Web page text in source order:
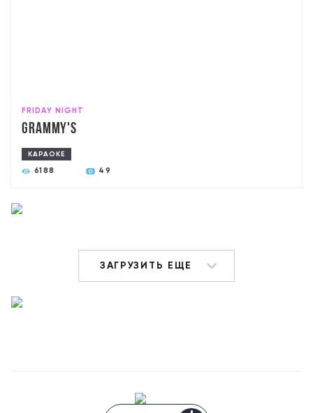
FRIDAY NIGHT
Grammy's
КАРАОКЕ
6188 49
ЗАГРУЗИТЬ ЕЩЕ